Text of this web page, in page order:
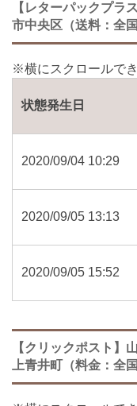
【レターパックプラ
市中央区（送料：全
状態発生日
2020/09/04 10:29
2020/09/05 13:13
2020/09/05 15:52
【クリックポスト】
上青井町（料金：全